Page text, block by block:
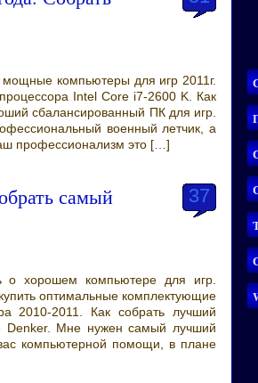
компьютеры для игр 2011г.
Intel Core i7-2600 K. Как
сбалансированный ПК для игр.
военный летчик, а
профессионализм это […]
37
самый
о хорошем компьютере для игр.
оптимальные комплектующие
2010-2011. Как собрать лучший
Denker. Мне нужен самый лучший
компьютерной помощи, в плане